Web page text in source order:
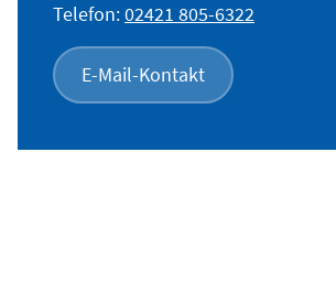
Telefon:02421 805-6322
E-Mail-Kontakt